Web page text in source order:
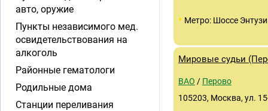
• Метро: Шоссе
Мировые судьи
ВАО / Перово
105203, Москва, ул.
авто, оружие
Пункты независимого мед.
освидетельствования на
алкоголь
Районные гематологи
Родильные дома
Станции переливания